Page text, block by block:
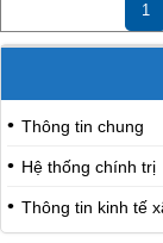
1
Thông tin chung
Hệ thống chính trị
Thông tin kinh tế